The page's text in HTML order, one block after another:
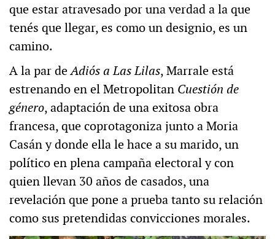
que estar atravesado por una verdad a la que
tenés que llegar, es como un designio, es un
camino.
A la par deAdiós a Las Lilas, Marrale está
estrenando en el Metropolitan Cuestión de
género, adaptación de una exitosa obra
francesa, que coprotagoniza junto a Moria
Casán y donde ella le hace a su marido, un
político en plena campaña electoral y con
quien llevan 30 años de casados, una
revelación que pone a prueba tanto su relación
como sus pretendidas convicciones morales.